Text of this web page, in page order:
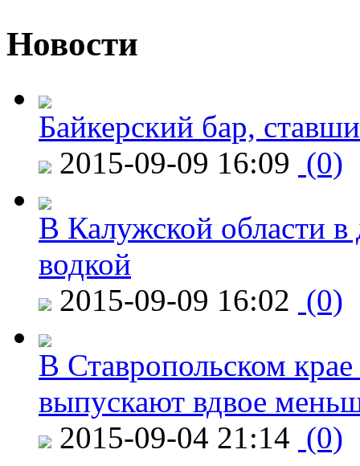
Новости
Байкерский бар,
2015-09-09 16:09 (0)
В Калужской области в
водкой
2015-09-09 16:02 (0)
В Ставропольском
выпускают вдвое
2015-09-04 21:14 (0)